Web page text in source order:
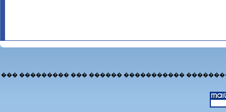
��� ��������� ��� ������ �����������